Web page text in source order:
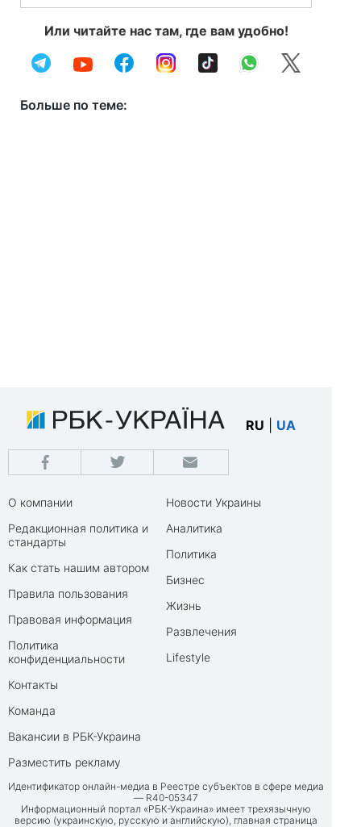
Или читайте нас там, где вам удобно!
Больше по теме:
RU UA
О компании
Редакционная политика и
стандарты
Как стать нашим автором
Правила пользования
Правовая информация
Политика
конфиденциальности
Контакты
Команда
Вакансии в РБК-Украина
Разместить рекламу
Новости Украины
Аналитика
Политика
Бизнес
Жизнь
Развлечения
Lifestyle
Идентификатор онлайн-медиа в Реестре субъектов в сфере медиа
— R40-05347
Информационный портал «РБК-Украина» имеет трехязычную
версию (украинскую, русскую и английскую), главная страница